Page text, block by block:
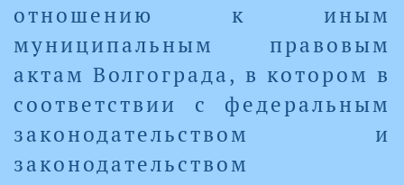
отношению к иным
муниципальным правовым
актам Волгограда, в котором в
соответствии с федеральным
законодательством и
законодательством